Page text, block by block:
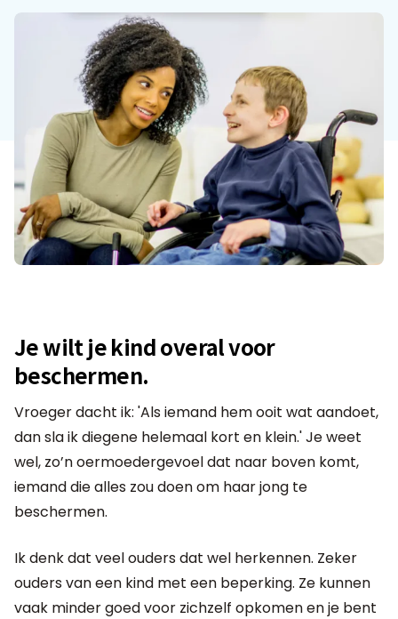
Clientdossier Wiki
Mijn
Sophi
Over
Sophi
Je wilt je kind overal voor
beschermen.
Vroeger dacht ik: 'Als iemand hem ooit wat aandoet,
dan sla ik diegene helemaal kort en klein.' Je weet
wel, zo’n oermoedergevoel dat naar boven komt,
iemand die alles zou doen om haar jong te
beschermen.
Ik denk dat veel ouders dat wel herkennen. Zeker
ouders van een kind met een beperking. Ze kunnen
vaak minder goed voor zichzelf opkomen en je bent